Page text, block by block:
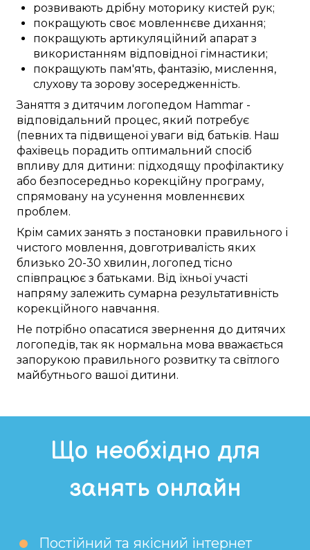
розвивають дрібну моторику кистей рук;
покращують своє мовленнєве дихання;
покращують артикуляційний апарат з
використанням відповідної гімнастики;
покращують пам'ять, фантазію, мислення,
слухову та зорову зосередженність.
Заняття з дитячим логопедом Hammar -
відповідальний процес, який потребує
(певнихта підвищеної уваги від батьків. Наш
фахівець порадить оптимальний спосіб
впливу для дитини: підходящу профілактику
або безпосередньо корекційну програму,
спрямовану на усунення мовленнєвих
проблем.
Крім самих занять з постановки правильного і
чистого мовлення, довготривалість яких
близько 20-30 хвилин, логопед тісно
співпрацює з батьками. Від їхньої участі
напряму залежить сумарна результативність
корекційного навчання.
Не потрібно опасатися звернення до дитячих
логопедів,так як нормальна мова вважається
запорукою правильного розвитку та світлого
майбутнього вашої дитини.
Що необхідно для
занять онлайн
Постійний та якісний інтернет